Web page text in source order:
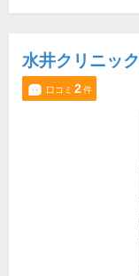
水井クリニック
口コミ 2件